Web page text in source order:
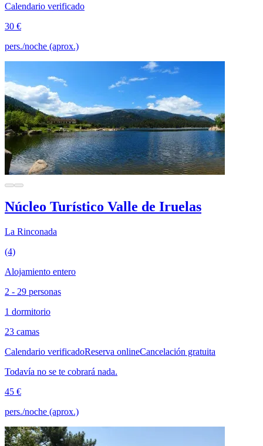
Calendario verificado
30 €
pers./noche (aprox.)
Núcleo Turístico Valle de Iruelas
La Rinconada
(4)
Alojamiento entero
2 - 29 personas
1 dormitorio
23 camas
Calendario verificadoReserva onlineCancelación gratuita
Todavía no se te cobrará nada.
45 €
pers./noche (aprox.)